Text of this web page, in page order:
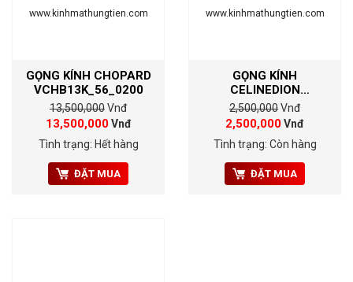
www.kinhmathungtien.com
GỌNG KÍNH CHOPARD
VCHB13K_56_0200
13,500,000Vnđ
13,500,000Vnđ
Tình trạng: Hết hàng
ĐẶT MUA
www.kinhmathungtien.com
GỌNG KÍNH
CELINEDION
CD3251_52_C02
2,500,000Vnđ
2,500,000Vnđ
Tình trạng: Còn hàng
ĐẶT MUA